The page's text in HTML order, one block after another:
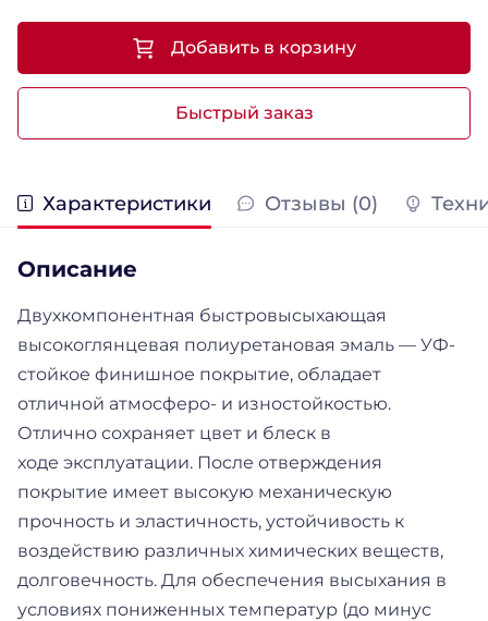
Быстрый заказ
Добавить в корзину
Характеристики Отзывы (0)
Описание
Двухкомпонентная быстровысыхающая
высокоглянцевая полиуретановая эмаль — УФ-
стойкое финишное покрытие, обладает
отличной атмосферо- и изностойкостью.
Отлично сохраняет цвет и блеск в
ходе эксплуатации. После отверждения
покрытие имеет высокую механическую
прочность и эластичность, устойчивость к
воздействию различных химических веществ,
долговечность. Для обеспечения высыхания в
условиях пониженных температур (до минус